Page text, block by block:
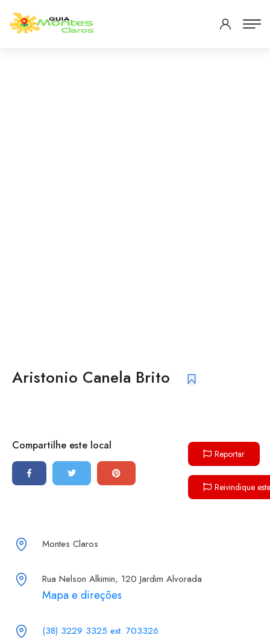
Aristonio Canela Brito
Compartilhe este local
Reportar
Reivindique
Montes Claros
Rua Nelson Alkimin, 120 Jardim Alvorada
Mapa e direções
(38) 3229 3325 ext. 703326